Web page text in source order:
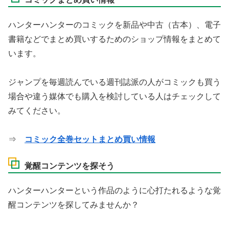
ハンターハンターのコミックを新品や中古（古本）、電子
書籍などでまとめ買いするためのショップ情報をまとめて
います。
ジャンプを毎週読んでいる週刊誌派の人がコミックも買う
場合や違う媒体でも購入を検討している人はチェックして
みてください。
⇒ コミック全巻セットまとめ買い情報
覚醒コンテンツを探そう
ハンターハンターという作品のように心打たれるような覚
醒コンテンツを探してみませんか？